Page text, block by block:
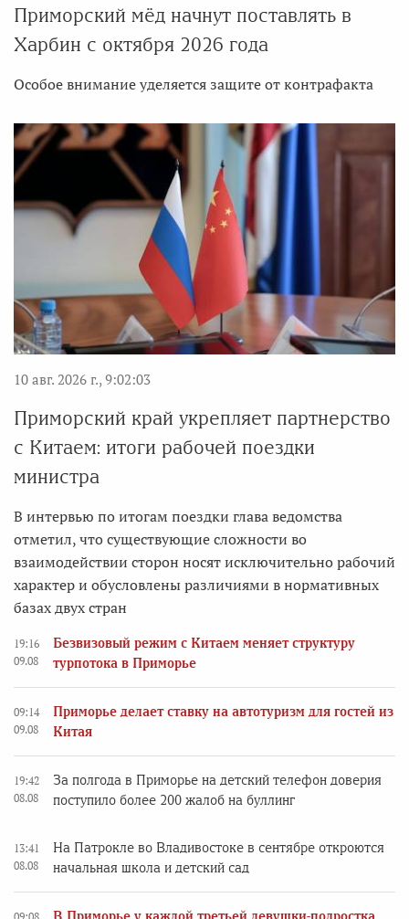
Приморский мёд начнут поставлять в
Харбин с октября 2026 года
Особое внимание уделяется защите от контрафакта
10 авг. 2026 г., 9:02:03
Приморский край укрепляет партнерство
с Китаем: итоги рабочей поездки
министра
В интервью по итогам поездки глава ведомства
отметил, что существующие сложности во
взаимодействии сторон носят исключительно рабочий
характер и обусловлены различиями в нормативных
базах двух стран
19:16
09.08
Безвизовый режим с Китаем меняет структуру
турпотока в Приморье
09:14
09.08
Приморье делает ставку на автотуризм для гостей из
Китая
19:42
08.08
За полгода в Приморье на детский телефон доверия
поступило более 200 жалоб на буллинг
13:41
08.08
На Патрокле во Владивостоке в сентябре откроются
начальная школа и детский сад